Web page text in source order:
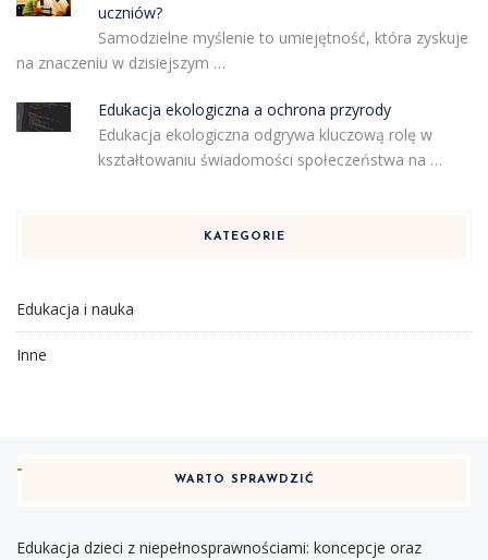
uczniów?
Samodzielne myślenie to umiejętność, która zyskuje
na znaczeniu w dzisiejszym …
Edukacja ekologiczna a ochrona przyrody
Edukacja ekologiczna odgrywa kluczową rolę w
kształtowaniu świadomości społeczeństwa na …
KATEGORIE
Edukacja i nauka
Inne
WARTO SPRAWDZIĆ
Edukacja dzieci z niepełnosprawnościami: koncepcje oraz